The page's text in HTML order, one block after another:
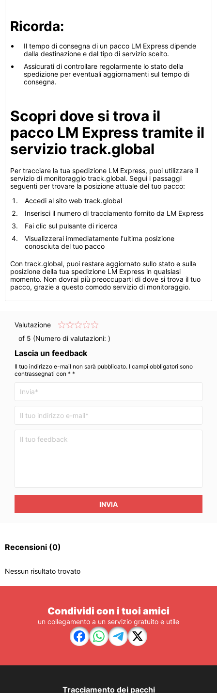
Ricorda:
Il tempo di consegna di un pacco LM Express dipende
dalla destinazione e dal tipo di servizio scelto.
Assicurati di controllare regolarmente lo stato della
spedizione per eventuali aggiornamenti sul tempo di
consegna.
Scopri dove si trova il
pacco LM Express tramite il
servizio track.global
Per tracciare la tua spedizione LM Express, puoi utilizzare il
servizio di monitoraggio track.global. Segui i passaggi
seguenti per trovare la posizione attuale del tuo pacco:
Accedi al sito web track.global
Inserisci il numero di tracciamento fornito da LM Express
Fai clic sul pulsante di ricerca
Visualizzerai immediatamente l'ultima posizione
conosciuta del tuo pacco
Con track.global, puoi restare aggiornato sullo stato e sulla
posizione della tua spedizione LM Express in qualsiasi
momento. Non dovrai più preoccuparti di dove si trova il tuo
pacco, grazie a questo comodo servizio di monitoraggio.
Valutazione
of 5 (Numero di valutazioni: )
Lascia un feedback
Il tuo indirizzo e-mail non sarà pubblicato. I campi obbligatori sono
contrassegnati con * *
INVIA
Recensioni (0)
Nessun risultato trovato
Condividi con i tuoi amici
un collegamento a un servizio gratuito e utile
Tracciamento dei pacchi